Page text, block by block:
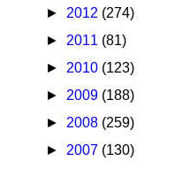
► 2012 (274)
► 2011 (81)
► 2010 (123)
► 2009 (188)
► 2008 (259)
► 2007 (130)